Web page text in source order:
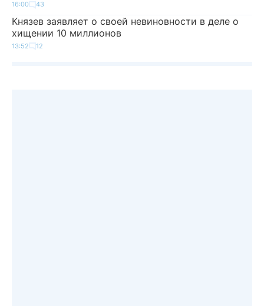
16:00 43
Князев заявляет о своей невиновности в деле о
хищении 10 миллионов
13:52 12